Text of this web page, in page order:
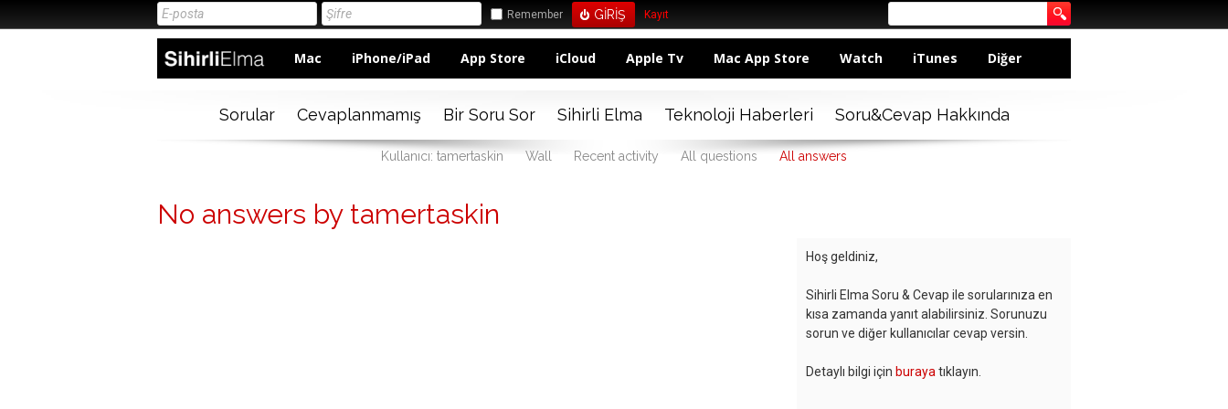
Remember Kayıt
Mac iPhone/iPad App Store iCloud Apple Tv Mac App Store Watch iTunes Diğer
Sorular Cevaplanmamış Bir Soru Sor Sihirli Elma Teknoloji Haberleri Soru&Cevap Hakkında
Kullanıcı: tamertaskin Wall Recent activity All questions All answers
No answers by tamertaskin
Hoş geldiniz,
Sihirli Elma Soru & Cevap ile sorularınıza en
kısa zamanda yanıt alabilirsiniz. Sorunuzu
sorun ve diğer kullanıcılar cevap versin.
Detaylı bilgi için buraya tıklayın.